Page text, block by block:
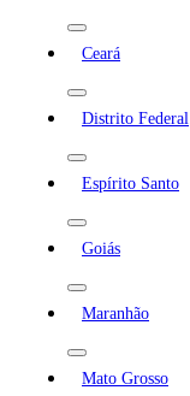
Ceará
Distrito Federal
Espírito Santo
Goiás
Maranhão
Mato Grosso